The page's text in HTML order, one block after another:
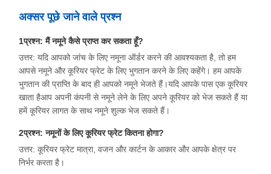
अक्सर पूछे जाने वाले प्रश्न
1प्रश्न: मैं नमूने कैसे प्राप्त कर सकता हूँ?
उत्तर: यदि आपको जांच के लिए नमूना ऑर्डर करने की आवश्यकता है, तो हम
आपसे नमूने और कूरियर फ्रेट के लिए भुगतान करने के लिए कहेंगे। हम आपके
भुगतान की प्राप्ति के बाद ही आपको नमूने भेजते हैं।यदि आपके पास एक कूरियर
खाता हैआप अपनी कंपनी से नमूने लेने के लिए अपने कूरियर को भेज सकते हैं या
हमें कूरियर लागत के साथ नमूने शुल्क भेज सकते हैं।
2प्रश्न: नमूनों के लिए कूरियर फ्रेट कितना होगा?
उत्तर: कूरियर फ्रेट मात्रा, वजन और कार्टन के आकार और आपके क्षेत्र पर
निर्भर करता है।